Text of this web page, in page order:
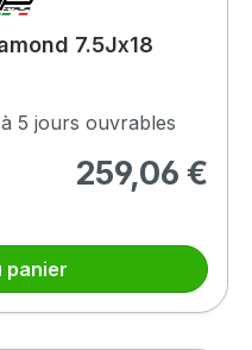
7.5Jx18
5 jours ouvrables
Prix régulier :
259,06 €
panier